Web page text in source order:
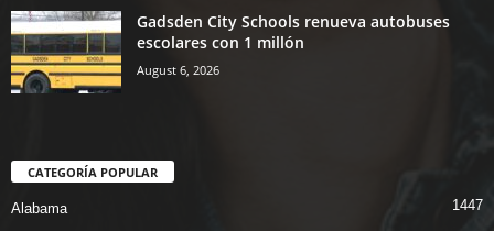
Gadsden City Schools renueva autobuses
escolares con 1 millón
August 6, 2026
CATEGORÍA POPULAR
Alabama
1447